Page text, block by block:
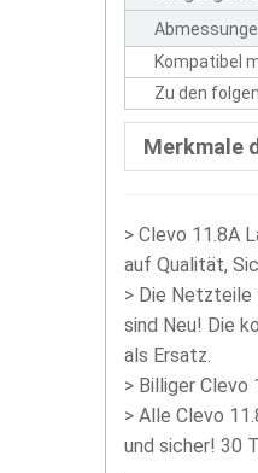
Kompatibel
Zu den
Merkmale
> Clevo 11.8A
auf Qualität,
> Die Netzteile
sind Neu! Die
als Ersatz.
> Billiger Clevo
> Alle Clevo
und sicher! 30